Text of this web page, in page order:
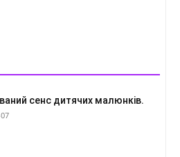
сенс дитячих малюнків.